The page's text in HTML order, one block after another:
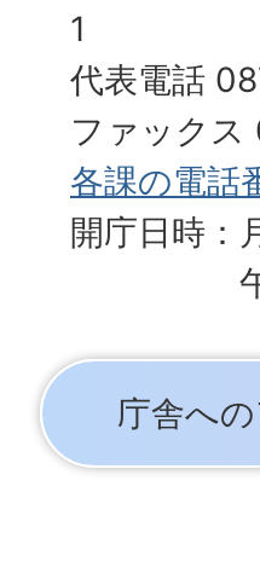
1
代表電話
ファック
各課の電話
開庁日時：
庁舎へ